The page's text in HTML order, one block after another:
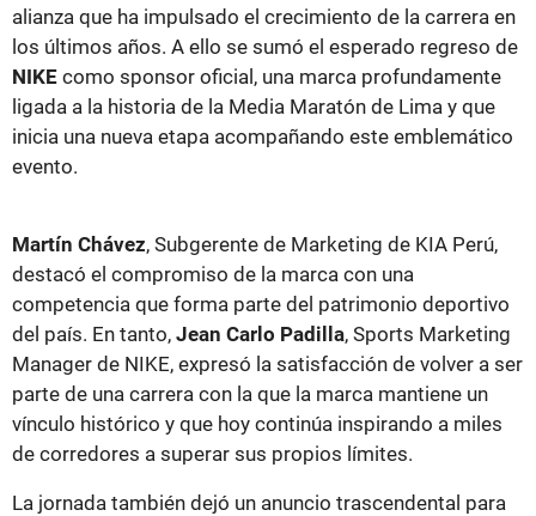
alianza que ha impulsado el crecimiento de la carrera en
los últimos años. A ello se sumó el esperado regreso de
NIKE como sponsor oficial, una marca profundamente
ligada a la historia de la Media Maratón de Lima y que
inicia una nueva etapa acompañando este emblemático
evento.
Martín Chávez, Subgerente de Marketing de KIA Perú,
destacó el compromiso de la marca con una
competencia que forma parte del patrimonio deportivo
del país. En tanto, Jean Carlo Padilla, Sports Marketing
Manager de NIKE, expresó la satisfacción de volver a ser
parte de una carrera con la que la marca mantiene un
vínculo histórico y que hoy continúa inspirando a miles
de corredores a superar sus propios límites.
La jornada también dejó un anuncio trascendental para